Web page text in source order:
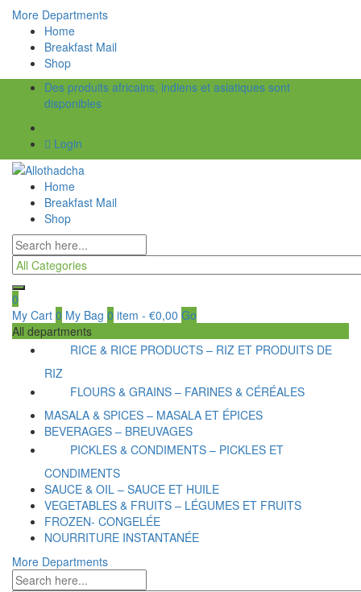
More Departments
Home
Breakfast Mail
Shop
Des produits africains, indiens et asiatiques sont
disponibles
Login
Home
Breakfast Mail
Shop
0
My Cart 0 My Bag 0 item - €0,00 Go
All departments
RICE & RICE PRODUCTS – RIZ ET PRODUITS DE
RIZ
FLOURS & GRAINS – FARINES & CÉRÉALES
MASALA & SPICES – MASALA ET ÉPICES
BEVERAGES – BREUVAGES
PICKLES & CONDIMENTS – PICKLES ET
CONDIMENTS
SAUCE & OIL – SAUCE ET HUILE
VEGETABLES & FRUITS – LÉGUMES ET FRUITS
FROZEN- CONGELÉE
NOURRITURE INSTANTANÉE
More Departments